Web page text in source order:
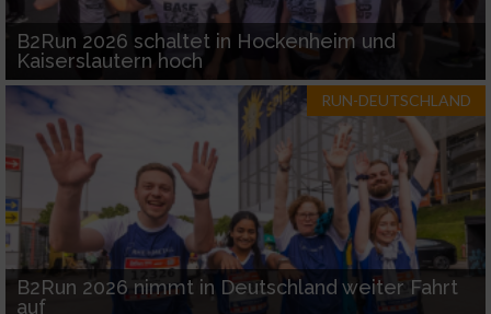
B2Run 2026 schaltet in Hockenheim und
Kaiserslautern hoch
RUN-DEUTSCHLAND
B2Run 2026 nimmt in Deutschland weiter Fahrt
auf